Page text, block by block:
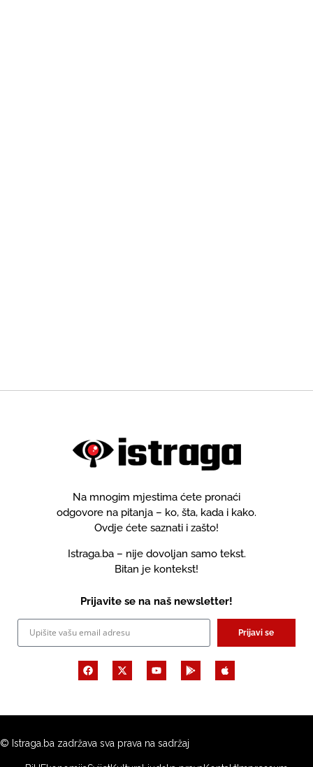
Na mnogim mjestima ćete pronaći
odgovore na pitanja – ko, šta, kada i kako.
Ovdje ćete saznati i zašto!
Istraga.ba – nije dovoljan samo tekst.
Bitan je kontekst!
Prijavite se na naš newsletter!
Prijavi se
© Istraga.ba zadržava sva prava na sadržaj